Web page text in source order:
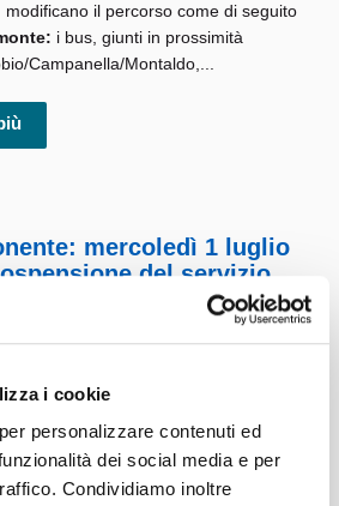
i cookie
personalizzare contenuti ed
dei social media e per
Condividiamo inoltre
modificano il percorso come di seguito
i bus, giunti in prossimità
Campanella/Montaldo,...
mercoledì 1 luglio
del servizio
mercoledì 1 luglio, dalle ore 08.30
Castelletto Ponentesospenderà
temporaneamente il servizio. Per
raggiungere il centro dalla zona di